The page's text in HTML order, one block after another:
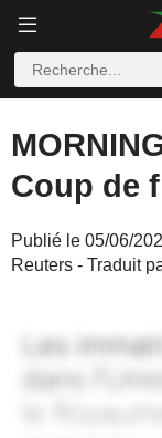
Coup de
Publié le 05/06/
Reuters - Traduit